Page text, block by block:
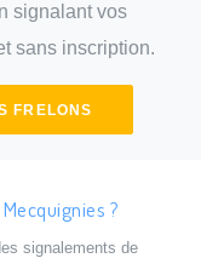
signalant vos
sans inscription.
FRELONS
?
signalements de